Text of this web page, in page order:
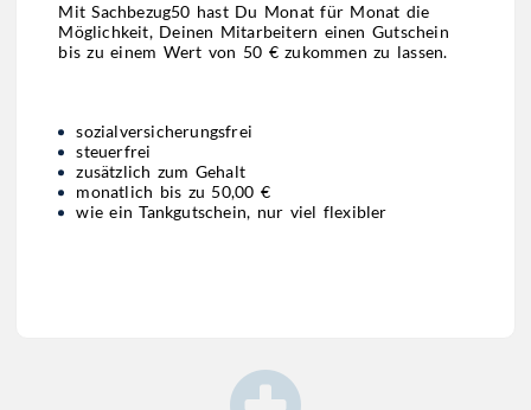
Mit Sachbezug50 hast Du Monat für Monat die
Möglichkeit, Deinen Mitarbeitern einen Gutschein
bis zu einem Wert von 50 € zukommen zu lassen.
sozialversicherungsfrei
steuerfrei
zusätzlich zum Gehalt
monatlich bis zu 50,00 €
wie ein Tankgutschein, nur viel flexibler